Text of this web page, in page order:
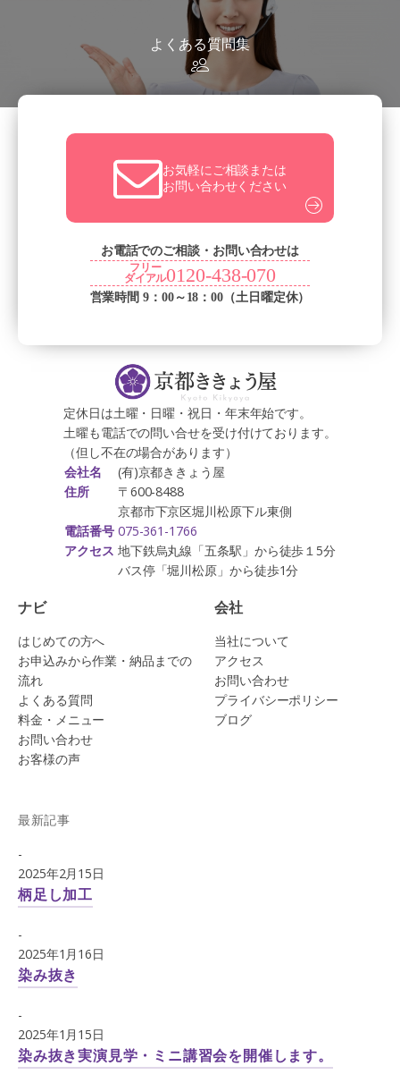
よくある質問集
お気軽にご相談または
お問い合わせください
お電話でのご相談・お問い合わせは
フリー
ダイアル0120-438-070
営業時間 9：00～18：00（土日曜定休）
定休日は土曜・日曜・祝日・年末年始です。
土曜も電話での問い合せを受け付けております。
（但し不在の場合があります）
会社名 (有)京都ききょう屋
住所
〒600-8488
京都市下京区堀川松原下ル東側
電話番号 075-361-1766
アクセス 地下鉄烏丸線「五条駅」から徒歩１5分
バス停「堀川松原」から徒歩1分
ナビ
はじめての方へ
お申込みから作業・納品までの
流れ
よくある質問
料金・メニュー
お問い合わせ
お客様の声
会社
当社について
アクセス
お問い合わせ
プライバシーポリシー
ブログ
最新記事
-
2025年2月15日
柄足し加工
-
2025年1月16日
染み抜き
-
2025年1月15日
染み抜き実演見学・ミニ講習会を開催します。